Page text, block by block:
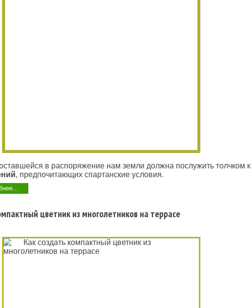
в распоряжение нам земли должна послужить толчком к
, предпочитающих спартанские условия.
цветник из многолетников на террасе